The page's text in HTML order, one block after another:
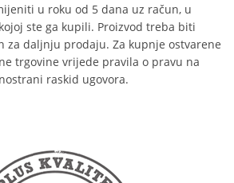
u roku od 5 dana uz račun, u
ste ga kupili. Proizvod treba biti
za daljnju prodaju. Za kupnje ostvarene
trgovine vrijede pravila o pravu na
raskid ugovora.